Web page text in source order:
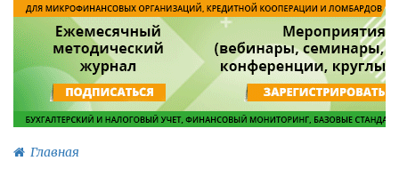
Главная